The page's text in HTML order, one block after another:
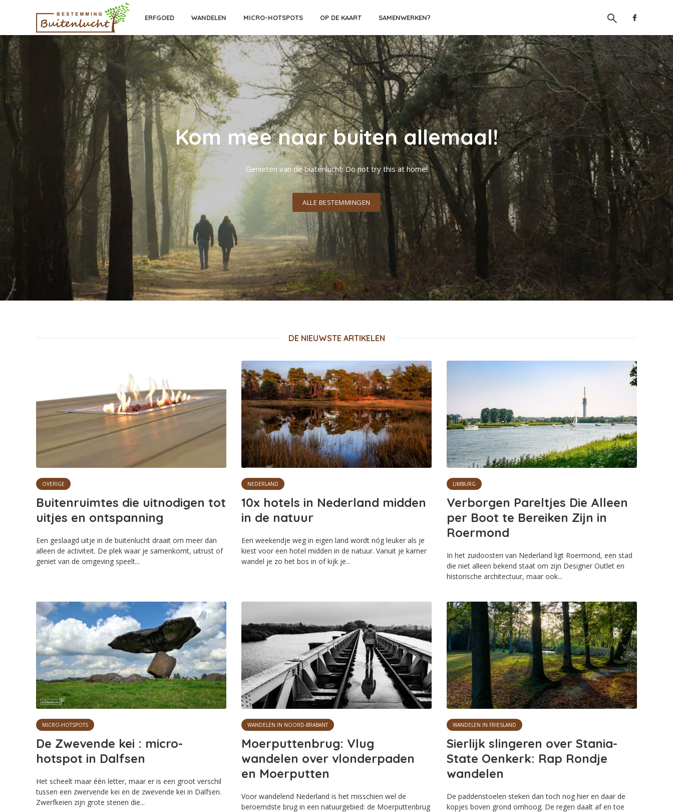
ERFGOED WANDELEN MICRO-HOTSPOTS OP DE KAART SAMENWERKEN?
Kom mee naar buiten allemaal!
Genieten van de buitenlucht: Do not try this at home!
ALLE BESTEMMINGEN
DE NIEUWSTE ARTIKELEN
OVERIGE
Buitenruimtes die uitnodigen tot
uitjes en ontspanning
Een geslaagd uitje in de buitenlucht draait om meer dan
alleen de activiteit. De plek waar je samenkomt, uitrust of
geniet van de omgeving speelt...
NEDERLAND
10x hotels in Nederland midden
in de natuur
Een weekendje weg in eigen land wordt nóg leuker als je
kiest voor een hotel midden in de natuur. Vanuit je kamer
wandel je zo het bos in of kijk je...
LIMBURG
Verborgen Pareltjes Die Alleen
per Boot te Bereiken Zijn in
Roermond
In het zuidoosten van Nederland ligt Roermond, een stad
die niet alleen bekend staat om zijn Designer Outlet en
historische architectuur, maar ook...
MICRO-HOTSPOTS
De Zwevende kei : micro-
hotspot in Dalfsen
Het scheelt maar één letter, maar er is een groot verschil
tussen een zwervende kei en de zwevende kei in Dalfsen.
Zwerfkeien zijn grote stenen die...
WANDELEN IN NOORD-BRABANT
Moerputtenbrug: Vlug
wandelen over vlonderpaden
en Moerputten
Voor wandelend Nederland is het misschien wel de
beroemdste brug in een natuurgebied: de Moerputtenbrug
WANDELEN IN FRIESLAND
Sierlijk slingeren over Stania-
State Oenkerk: Rap Rondje
wandelen
De paddenstoelen steken dan toch nog hier en daar de
kopjes boven grond omhoog. De regen daalt af en toe